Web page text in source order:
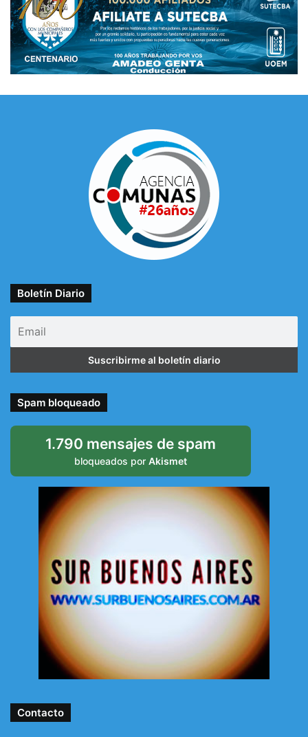
Boletín Diario
Spam bloqueado
1.790 mensajes de spam
bloqueados por Akismet
Contacto